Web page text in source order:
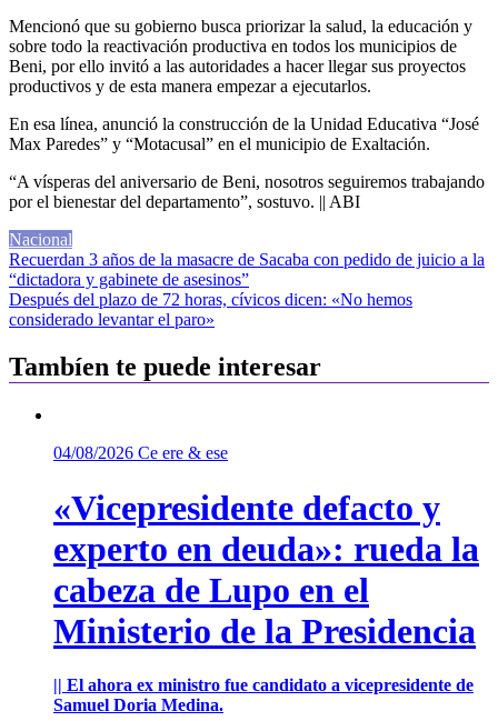
Mencionó que su gobierno busca priorizar la salud, la educación y
sobre todo la reactivación productiva en todos los municipios de
Beni, por ello invitó a las autoridades a hacer llegar sus proyectos
productivos y de esta manera empezar a ejecutarlos.
En esa línea, anunció la construcción de la Unidad Educativa “José
Max Paredes” y “Motacusal” en el municipio de Exaltación.
“A vísperas del aniversario de Beni, nosotros seguiremos trabajando
por el bienestar del departamento”, sostuvo. || ABI
Nacional
Navegación
de
entradas
Recuerdan 3 años de la masacre de Sacaba con pedido de juicio a la
“dictadora y gabinete de asesinos”
Después del plazo de 72 horas, cívicos dicen: «No hemos
considerado levantar el paro»
Tambíen te puede interesar
04/08/2026 Ce ere & ese
«Vicepresidente defacto y
experto en deuda»: rueda la
cabeza de Lupo en el
Ministerio de la Presidencia
|| El ahora ex ministro fue candidato a vicepresidente de
Samuel Doria Medina.